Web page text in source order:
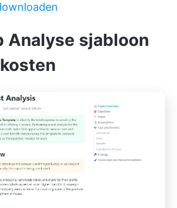
Analyse sjabloon